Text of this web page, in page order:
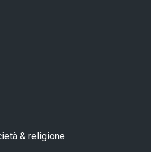
& religione